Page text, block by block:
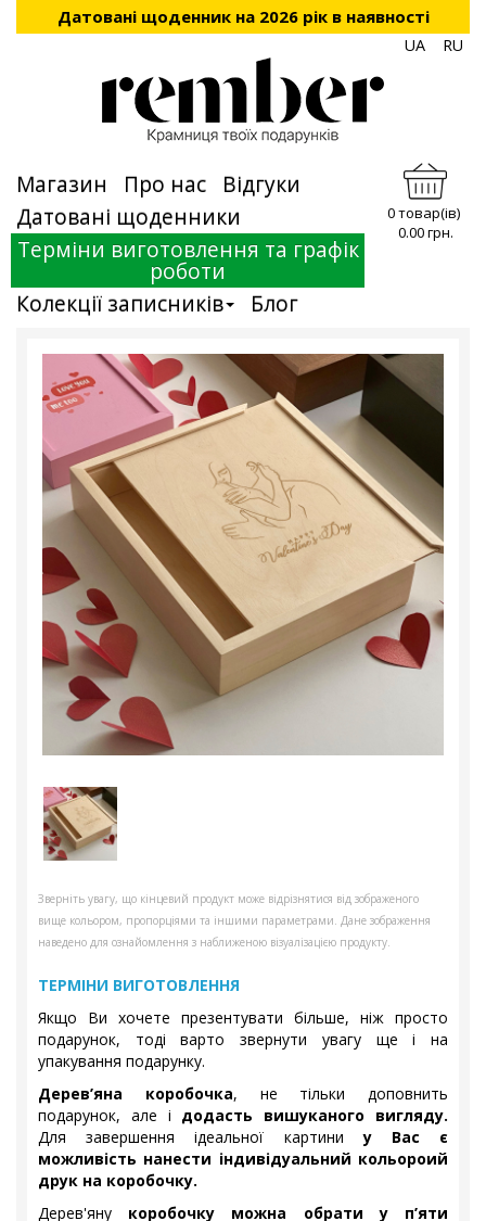
Датовані щоденник на 2026 рік в наявності
UA RU
Магазин Про нас
Відгуки
Датовані щоденники
Терміни виготовлення та графік
роботи
Колекції записників
Блог
0 товар(ів)
0.00 грн.
Зверніть увагу, що кінцевий продукт може відрізнятися від зображеного
вище кольором, пропорціями та іншими параметрами. Дане зображення
наведено для ознайомлення з наближеною візуалізацією продукту.
ТЕРМІНИ ВИГОТОВЛЕННЯ
Якщо Ви хочете презентувати більше, ніж просто
подарунок, тоді варто звернути увагу ще і на
упакування подарунку.
Дерев’яна коробочка, не тільки доповнить
подарунок, але і додасть вишуканого вигляду.
Для завершення ідеальної картиниу Вас є
можливість нанести індивідуальний кольороий
друк на коробочку.
Дерев'яну коробочку можна обрати у п’яти